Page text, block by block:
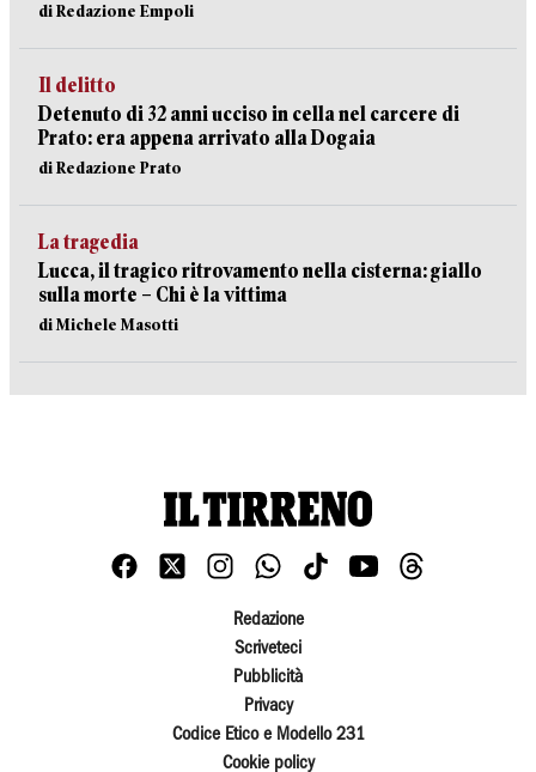
di Redazione Empoli
Il delitto
Detenuto di 32 anni ucciso in cella nel carcere di
Prato: era appena arrivato alla Dogaia
di Redazione Prato
La tragedia
Lucca, il tragico ritrovamento nella cisterna: giallo
sulla morte – Chi è la vittima
di Michele Masotti
Redazione
Scriveteci
Pubblicità
Privacy
Codice Etico e Modello 231
Cookie policy